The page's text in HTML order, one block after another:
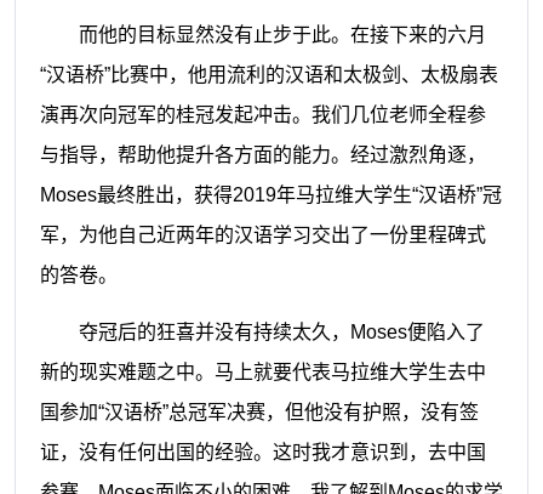
而他的目标显然没有止步于此。在接下来的六月
“汉语桥”比赛中，他用流利的汉语和太极剑、太极扇表
演再次向冠军的桂冠发起冲击。我们几位老师全程参
与指导，帮助他提升各方面的能力。经过激烈角逐，
Moses最终胜出，获得2019年马拉维大学生“汉语桥”冠
军， 为他自己近两年的汉语学习交出了一份里程碑式
的答卷。
夺冠后的狂喜并没有持续太久，
Moses便陷入了
新的现实难题之中。马上就要代表马拉维大学生去中
国参加“汉语桥”总冠军决赛，但他没有护照，没有签
证，没有任何出国的经验。 这时我才意识到，去中国